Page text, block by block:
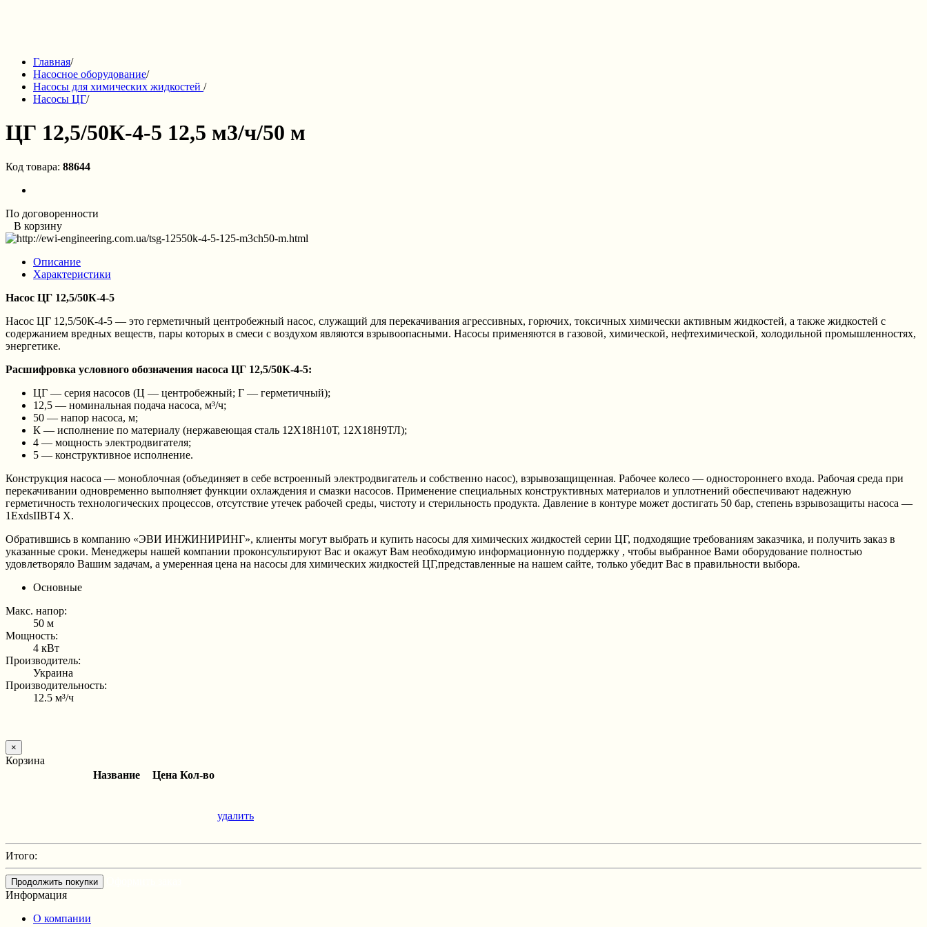
Главная/
Насосное оборудование/
Насосы для химических жидкостей /
Насосы ЦГ/
ЦГ 12,5/50К-4-5 12,5 м3/ч/50 м
Код товара: 88644
По договоренности
В корзину
Описание
Характеристики
Насос ЦГ 12,5/50К-4-5
Насос ЦГ 12,5/50К-4-5 — это герметичный центробежный насос, служащий для перекачивания агрессивных, горючих, токсичных химически активным жидкостей, а также жидкостей с
содержанием вредных веществ, пары которых в смеси с воздухом являются взрывоопасными. Насосы применяются в газовой, химической, нефтехимической, холодильной промышленностях,
энергетике.
Расшифровка условного обозначения насоса ЦГ 12,5/50К-4-5:
ЦГ — серия насосов (Ц — центробежный; Г — герметичный);
12,5 — номинальная подача насоса, м³/ч;
50 — напор насоса, м;
К — исполнение по материалу (нержавеющая сталь 12Х18Н10Т, 12Х18Н9ТЛ);
4 — мощность электродвигателя;
5 — конструктивное исполнение.
Конструкция насоса — моноблочная (объединяет в себе встроенный электродвигатель и собственно насос), взрывозащищенная. Рабочее колесо — одностороннего входа. Рабочая среда при
перекачивании одновременно выполняет функции охлаждения и смазки насосов. Применение специальных конструктивных материалов и уплотнений обеспечивают надежную
герметичность технологических процессов, отсутствие утечек рабочей среды, чистоту и стерильность продукта. Давление в контуре может достигать 50 бар, степень взрывозащиты насоса —
1ExdsIIBT4 X.
Обратившись в компанию «ЭВИ ИНЖИНИРИНГ», клиенты могут выбрать и купить насосы для химических жидкостей серии ЦГ, подходящие требованиям заказчика, и получить заказ в
указанные сроки. Менеджеры нашей компании проконсультируют Вас и окажут Вам необходимую информационную поддержку , чтобы выбранное Вами оборудование полностью
удовлетворяло Вашим задачам, а умеренная цена на насосы для химических жидкостей ЦГ,представленные на нашем сайте, только убедит Вас в правильности выбора.
Основные
Макс. напор:
50 м
Мощность:
4 кВт
Производитель:
Украина
Производительность:
12.5 м³/ч
×
Корзина
Название
Цена Кол-во
удалить
Итого:
Продолжить покупки
Информация
О компании